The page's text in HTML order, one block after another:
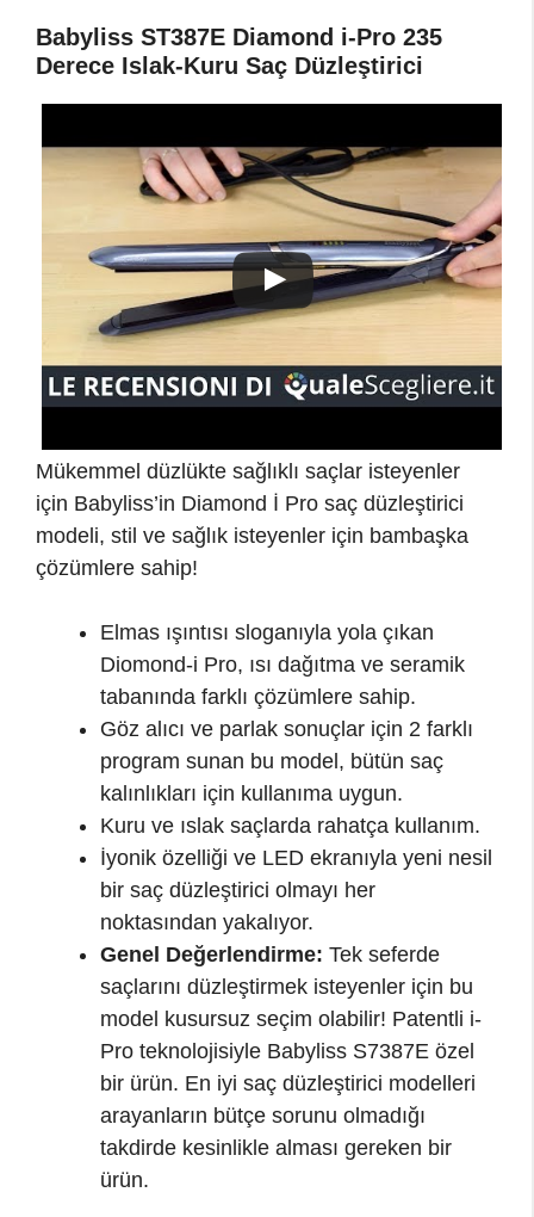
Babyliss ST387E Diamond i-Pro 235
Derece Islak-Kuru Saç Düzleştirici
Mükemmel düzlükte sağlıklı saçlar isteyenler
için Babyliss’in Diamond İ Pro saç düzleştirici
modeli, stil ve sağlık isteyenler için bambaşka
çözümlere sahip!
Elmas ışıntısı sloganıyla yola çıkan
Diomond-i Pro, ısı dağıtma ve seramik
tabanında farklı çözümlere sahip.
Göz alıcı ve parlak sonuçlar için 2 farklı
program sunan bu model, bütün saç
kalınlıkları için kullanıma uygun.
Kuru ve ıslak saçlarda rahatça kullanım.
İyonik özelliği ve LED ekranıyla yeni nesil
bir saç düzleştirici olmayı her
noktasından yakalıyor.
Genel Değerlendirme: Tek seferde
saçlarını düzleştirmek isteyenler için bu
model kusursuz seçim olabilir! Patentli i-
Pro teknolojisiyle Babyliss S7387E özel
bir ürün. En iyi saç düzleştirici modelleri
arayanların bütçe sorunu olmadığı
takdirde kesinlikle alması gereken bir
ürün.